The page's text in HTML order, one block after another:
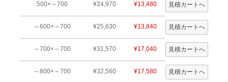
500×～700 ¥24,970 ¥13,480
～600×～700 ¥25,630 ¥13,840
～700×～700 ¥31,570 ¥17,040
～800×～700 ¥32,560 ¥17,580